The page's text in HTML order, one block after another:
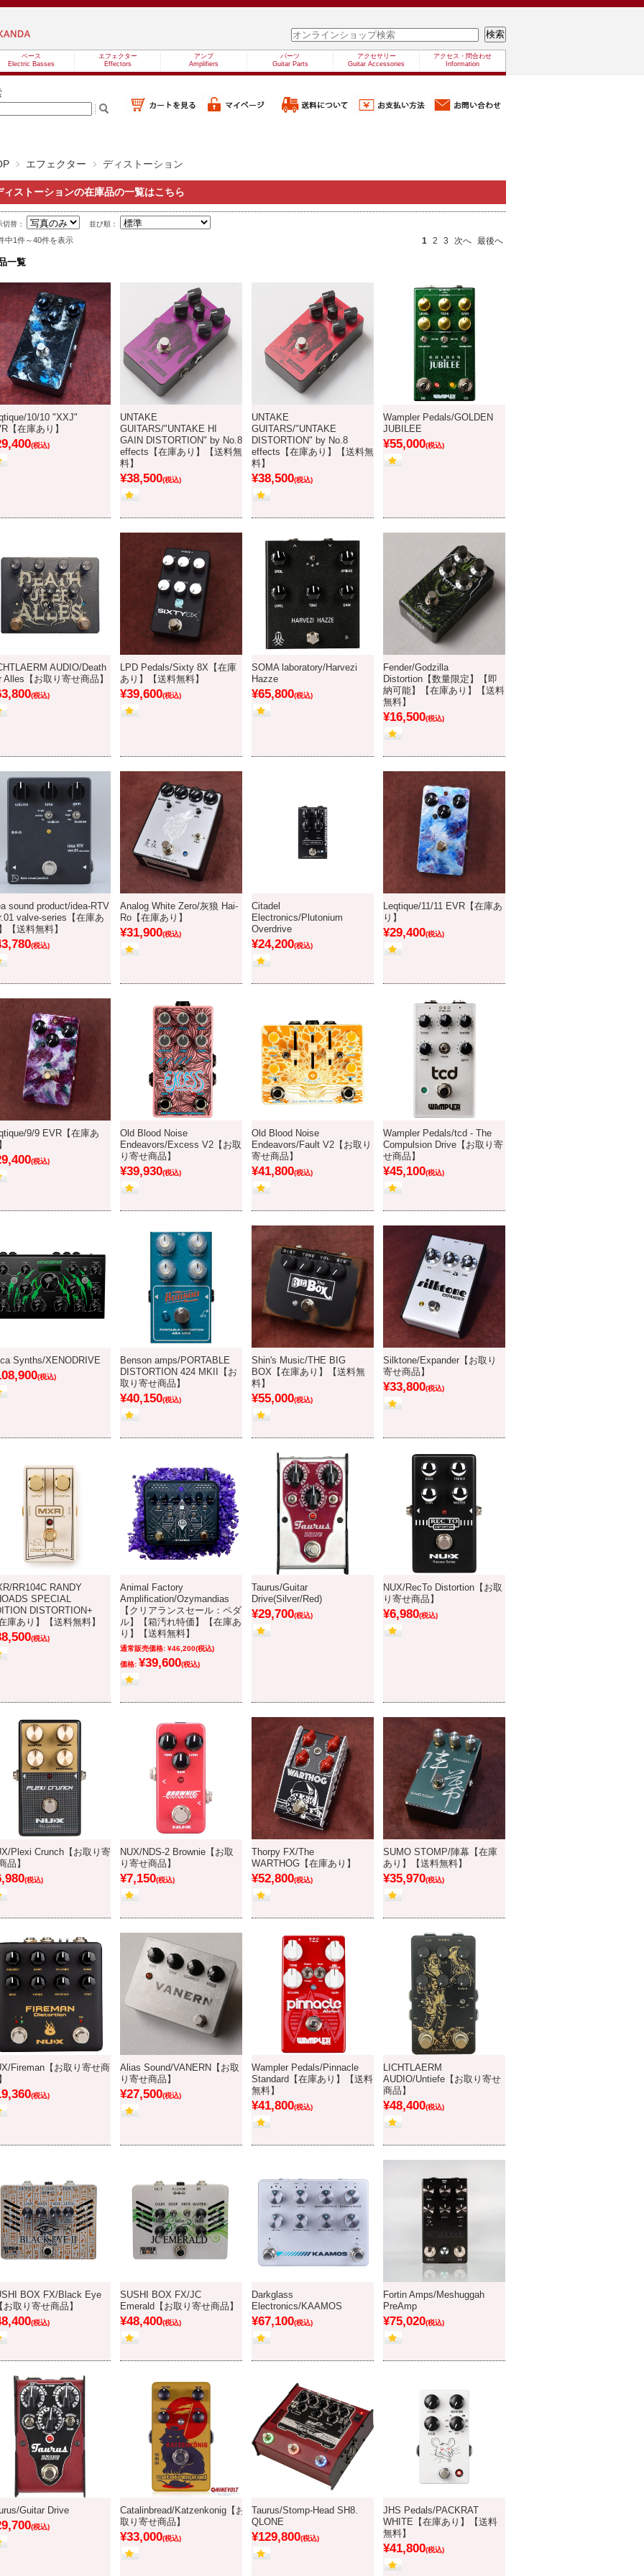
ベース
Electric Basses
エフェクター
Effectors
アンプ
Amplifiers
パーツ
Guitar Parts
アクセサリー
Guitar Accessories
アクセス・問合わせ
Information
エフェクター ディストーション
ィストーションの在庫品の一覧はこちら
切替： 並び順：
中1件～40件を表示 1 2 3 次へ 最後へ
一覧
10/10 "XXJ"
【在庫あり】
(税込)
UNTAKE
GUITARS/"UNTAKE HI
GAIN DISTORTION" by No.8
effects【在庫あり】【送料無
料】
¥38,500(税込)
UNTAKE
GUITARS/"UNTAKE
DISTORTION" by No.8
effects【在庫あり】【送料無
料】
¥38,500(税込)
Wampler Pedals/GOLDEN
JUBILEE
¥55,000(税込)
AUDIO/Death
Alles【お取り寄せ商品】
(税込)
LPD Pedals/Sixty 8X【在庫
あり】【送料無料】
¥39,600(税込)
SOMA laboratory/Harvezi
Hazze
¥65,800(税込)
Fender/Godzilla
Distortion【数量限定】【即
納可能】【在庫あり】【送料
無料】
¥16,500(税込)
sound product/idea-RTV
valve-series【在庫あ
【送料無料】
(税込)
Analog White Zero/灰狼 Hai-
Ro【在庫あり】
¥31,900(税込)
Citadel
Electronics/Plutonium
Overdrive
¥24,200(税込)
Leqtique/11/11 EVR【在庫あ
り】
¥29,400(税込)
9/9 EVR【在庫あ
(税込)
Old Blood Noise
Endeavors/Excess V2【お取
り寄せ商品】
¥39,930(税込)
Old Blood Noise
Endeavors/Fault V2【お取り
寄せ商品】
¥41,800(税込)
Wampler Pedals/tcd - The
Compulsion Drive【お取り寄
せ商品】
¥45,100(税込)
Synths/XENODRIVE
(税込)
Benson amps/PORTABLE
DISTORTION 424 MKII【お
取り寄せ商品】
¥40,150(税込)
Shin's Music/THE BIG
BOX【在庫あり】【送料無
料】
¥55,000(税込)
Silktone/Expander【お取り
寄せ商品】
¥33,800(税込)
RR104C RANDY
SPECIAL
DISTORTION+
在庫あり】【送料無料】
(税込)
Animal Factory
Amplification/Ozymandias
【クリアランスセール：ペダ
ル】【箱汚れ特価】【在庫あ
り】【送料無料】
通常販売価格: ¥46,200(税込)
価格: ¥39,600(税込)
Taurus/Guitar
Drive(Silver/Red)
¥29,700(税込)
NUX/RecTo Distortion【お取
り寄せ商品】
¥6,980(税込)
Plexi Crunch【お取り寄
品】
(税込)
NUX/NDS-2 Brownie【お取
り寄せ商品】
¥7,150(税込)
Thorpy FX/The
WARTHOG【在庫あり】
¥52,800(税込)
SUMO STOMP/陣幕【在庫
あり】【送料無料】
¥35,970(税込)
Fireman【お取り寄せ商
(税込)
Alias Sound/VANERN【お取
り寄せ商品】
¥27,500(税込)
Wampler Pedals/Pinnacle
Standard【在庫あり】【送料
無料】
¥41,800(税込)
LICHTLAERM
AUDIO/Untiefe【お取り寄せ
商品】
¥48,400(税込)
BOX FX/Black Eye
お取り寄せ商品】
(税込)
SUSHI BOX FX/JC
Emerald【お取り寄せ商品】
¥48,400(税込)
Darkglass
Electronics/KAAMOS
¥67,100(税込)
Fortin Amps/Meshuggah
PreAmp
¥75,020(税込)
Guitar Drive
(税込)
Catalinbread/Katzenkonig【お
取り寄せ商品】
¥33,000(税込)
Taurus/Stomp-Head SH8.
QLONE
¥129,800(税込)
JHS Pedals/PACKRAT
WHITE【在庫あり】【送料
無料】
¥41,800(税込)